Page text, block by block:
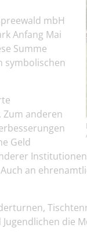
mbH
Anfang Mai
Summe
symbolischen
Zum anderen
Geld
an
die